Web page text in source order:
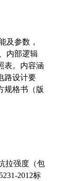
及参数，
内部逻辑
表。内容涵
路设计要
规格书（版
拉强度（包
2012标